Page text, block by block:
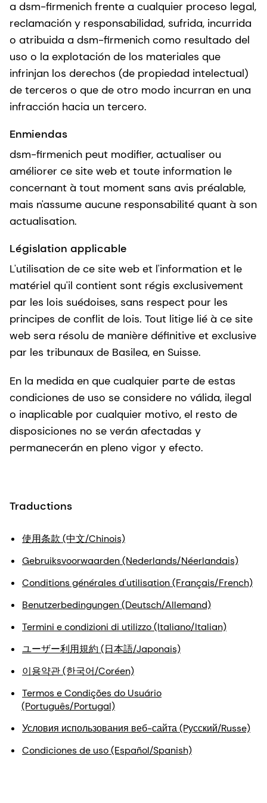
a dsm-firmenich frente a cualquier proceso legal,
reclamación y responsabilidad, sufrida, incurrida
o atribuida a dsm-firmenich como resultado del
uso o la explotación de los materiales que
infrinjan los derechos (de propiedad intelectual)
de terceros o que de otro modo incurran en una
infracción hacia un tercero.
Enmiendas
dsm-firmenich peut modifier, actualiser ou
améliorer ce site web et toute information le
concernant à tout moment sans avis préalable,
mais n'assume aucune responsabilité quant à son
actualisation.
Législation applicable
L'utilisation de ce site web et l'information et le
matériel qu'il contient sont régis exclusivement
par les lois suédoises, sans respect pour les
principes de conflit de lois. Tout litige lié à ce site
web sera résolu de manière définitive et exclusive
par les tribunaux de Basilea, en Suisse.
En la medida en que cualquier parte de estas
condiciones de uso se considere no válida, ilegal
o inaplicable por cualquier motivo, el resto de
disposiciones no se verán afectadas y
permanecerán en pleno vigor y efecto.
Traductions
使用条款 (中文/Chinois)
Gebruiksvoorwaarden (Nederlands/Néerlandais)
Conditions générales d'utilisation (Français/French)
Benutzerbedingungen (Deutsch/Allemand)
Termini e condizioni di utilizzo (Italiano/Italian)
ユーザー利用規約 (日本語/Japonais)
이용약관 (한국어/Coréen)
Termos e Condições do Usuário
(Português/Portugal)
Условия использования веб-сайта (Pусский/Russe)
Condiciones de uso (Español/Spanish)